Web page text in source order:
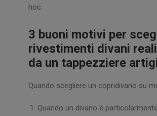
hoc.
3 buoni motivi per
rivestimenti divani
da un tappezziere
Quando scegliere un copridivano su
Quando un divano è